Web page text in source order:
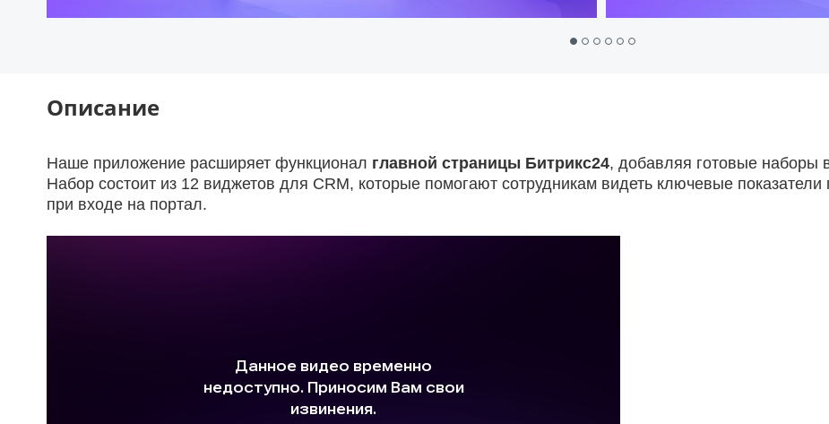
Описание
Наше приложение расширяет функционал главной страницы Битрикс24, добавляя готовые наборы
Набор состоит из 12 виджетов для CRM, которые помогают сотрудникам видеть ключевые показатели
при входе на портал.